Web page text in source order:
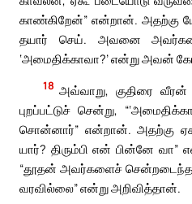
காண்கிறேன்” என்றான். அதற்கு
தயார் செய். அவனை
‘அமைதிக்காவா?’ என்று அவன்
18 அவ்வாறு, குதிரை
புறப்பட்டுச் சென்று,
சொன்னார்” என்றான். அதற்கு
யார்? திரும்பி என் பின்னே
“தூதன் அவர்களைச்
வரவில்லை” என்று அறிவித்தான்.